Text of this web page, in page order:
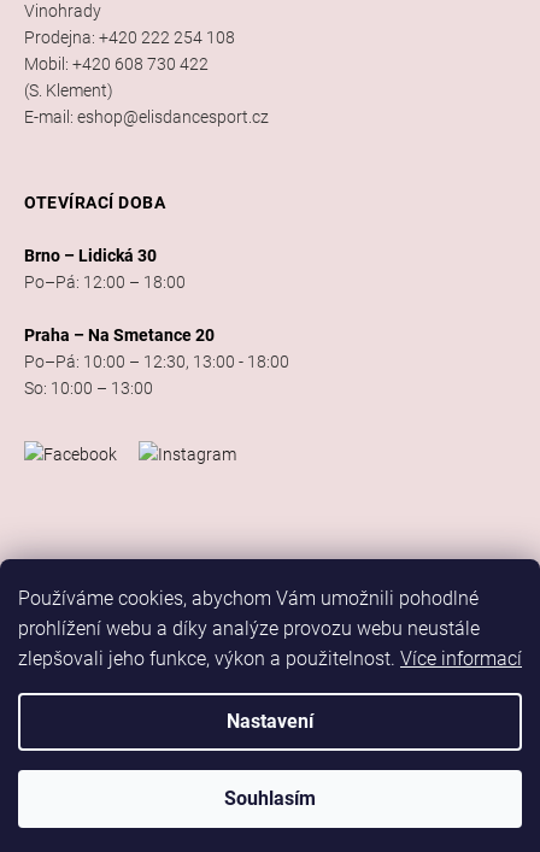
Používáme cookies, abychom Vám umožnili pohodlné
prohlížení webu a díky analýze provozu webu neustále
zlepšovali jeho funkce, výkon a použitelnost. Více informací
Nastavení
Souhlasím
Vinohrady
Prodejna: +420 222 254 108
Mobil: +420 608 730 422
(S. Klement)
E-mail: eshop@elisdancesport.cz
OTEVÍRACÍ DOBA
Brno – Lidická 30
Po–Pá: 12:00 – 18:00
Praha – Na Smetance 20
Po–Pá: 10:00 – 12:30, 13:00 - 18:00
So: 10:00 – 13:00
Vytvořil Shoptet
Elis Dance Sport. Všechna práva vyhrazena.
Upravit nastavení cookiesMarketing